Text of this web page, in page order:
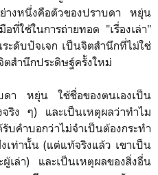
างหนึ่งคือตัวของปราบดา หยุ่น
อที่ใช้ในการถ่ายทอด "เรื่องเล่า"
ะดับปัจเจก เป็นจิตสำนึกที่ไม่ใช่
สำนึกประดิษฐ์ครั้งใหม่
ดา หยุ่น ใช้ชื่อของตนเองเป็น
จริง ๆ) และเป็นเหตุผลว่าทำไม
คำบอกว่าไม่จำเป็นต้องกระทำ
เท่านั้น (แต่แท้จริงแล้ว เขาเป็น
ผู้เล่า) และเป็นเหตุผลของสิ่งอื่น